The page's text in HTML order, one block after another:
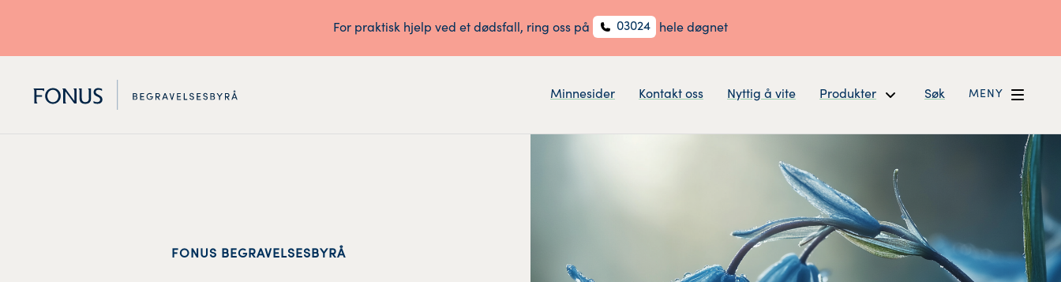
For praktisk hjelp ved et dødsfall, ring oss på 03024 hele døgnet
Minnesider Kontakt oss Nyttig å vite Produkter Søk MENY
FONUS BEGRAVELSESBYRÅ